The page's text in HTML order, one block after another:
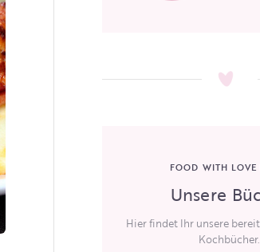
FOOD WITH LOVE
Unsere
Hier findet Ihr unsere
Kochbücher.